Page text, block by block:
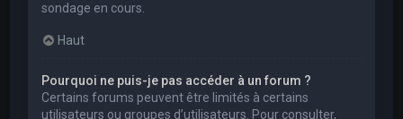
sondage en cours.
Haut
Pourquoi ne puis-je pas accéder à un forum ?
Certains forums peuvent être limités à certains
utilisateurs ou groupes d’utilisateurs. Pour consulter,